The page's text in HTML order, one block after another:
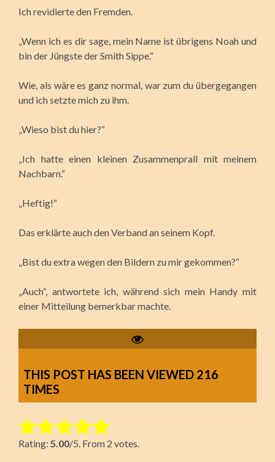
Ich revidierte den Fremden.
„Wenn ich es dir sage, mein Name ist übrigens Noah und
bin der Jüngste der Smith Sippe.“
Wie, als wäre es ganz normal, war zum du übergegangen
und ich setzte mich zu ihm.
„Wieso bist du hier?“
„Ich hatte einen kleinen Zusammenprall mit meinem
Nachbarn.“
„Heftig!“
Das erklärte auch den Verband an seinem Kopf.
„Bist du extra wegen den Bildern zu mir gekommen?“
„Auch“, antwortete ich, während sich mein Handy mit
einer Mitteilung bemerkbar machte.
THIS POST HAS BEEN VIEWED 216
TIMES
Rate this item:
Submit Rating
Rating: 5.00/5. From 2 votes.